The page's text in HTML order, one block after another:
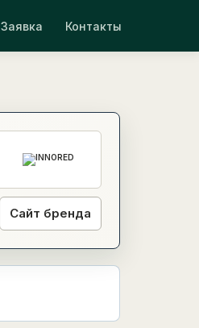
Заявка Контакты
Сайт бренда